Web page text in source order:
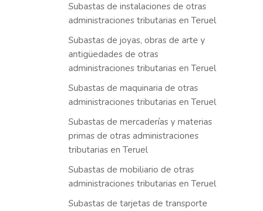
Subastas de instalaciones de otras
administraciones tributarias en Teruel
Subastas de joyas, obras de arte y
antigüedades de otras
administraciones tributarias en Teruel
Subastas de maquinaria de otras
administraciones tributarias en Teruel
Subastas de mercaderías y materias
primas de otras administraciones
tributarias en Teruel
Subastas de mobiliario de otras
administraciones tributarias en Teruel
Subastas de tarjetas de transporte